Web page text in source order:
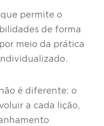
permite o
de forma
meio da prática
é diferente: o
a cada lição,